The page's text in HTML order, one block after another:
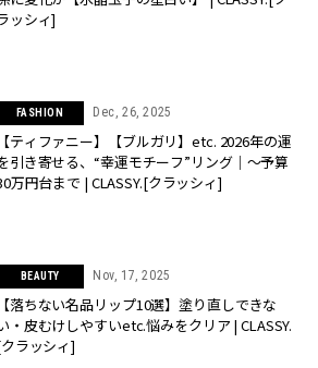
ッシィ]
FASHION Dec, 26, 2025
【ティファニー】【ブルガリ】etc. 2026年の運
引き寄せる、“幸運モチーフ”リング｜〜予算
万円台まで | CLASSY.[クラッシィ]
BEAUTY Nov, 17, 2025
【落ちない名品リップ10選】塗り直しできな
・皮むけしやすいetc.悩みをクリア | CLASSY.
ラッシィ]